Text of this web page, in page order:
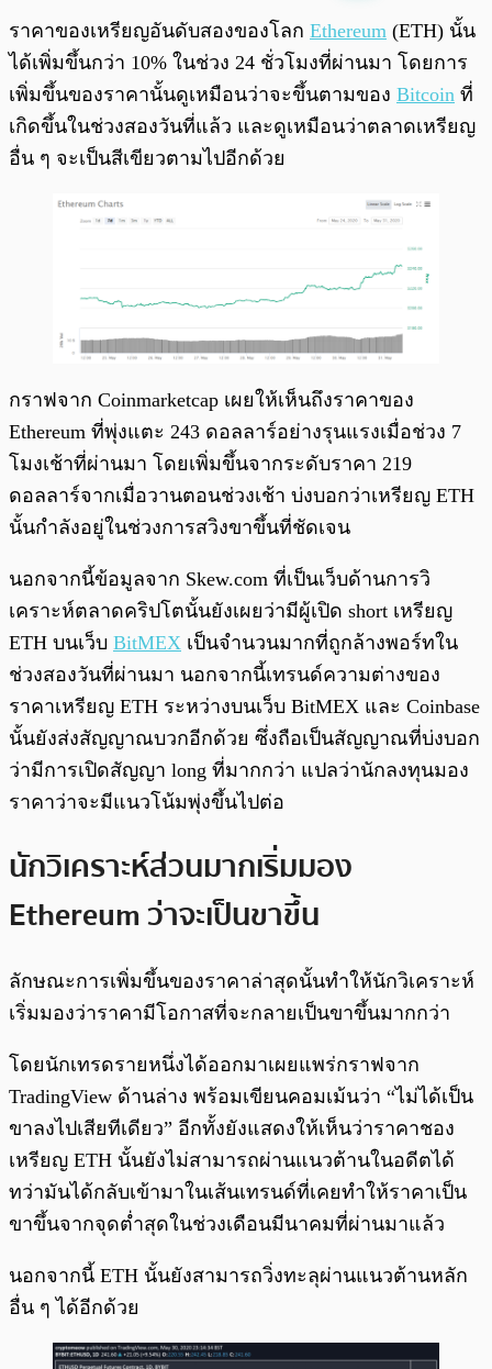
พร้อมเล่น
ราคาของเหรียญอันดับสองของโลก Ethereum (ETH) นั้น
ได้เพิ่มขึ้นกว่า 10% ในช่วง 24 ชั่วโมงที่ผ่านมา โดยการ
เพิ่มขึ้นของราคานั้นดูเหมือนว่าจะขึ้นตามของ Bitcoin ที่
เกิดขึ้นในช่วงสองวันที่แล้ว และดูเหมือนว่าตลาดเหรียญ
อื่น ๆ จะเป็นสีเขียวตามไปอีกด้วย
กราฟจาก Coinmarketcap เผยให้เห็นถึงราคาของ
Ethereum ที่พุ่งแตะ 243 ดอลลาร์อย่างรุนแรงเมื่อช่วง 7
โมงเช้าที่ผ่านมา โดยเพิ่มขึ้นจากระดับราคา 219
ดอลลาร์จากเมื่อวานตอนช่วงเช้า บ่งบอกว่าเหรียญ ETH
นั้นกำลังอยู่ในช่วงการสวิงขาขึ้นที่ชัดเจน
นอกจากนี้ข้อมูลจาก Skew.com ที่เป็นเว็บด้านการวิ
เคราะห์ตลาดคริปโตนั้นยังเผยว่ามีผู้เปิด short เหรียญ
ETH บนเว็บ BitMEX เป็นจำนวนมากที่ถูกล้างพอร์ทใน
ช่วงสองวันที่ผ่านมา นอกจากนี้เทรนด์ความต่างของ
ราคาเหรียญ ETH ระหว่างบนเว็บ BitMEX และ Coinbase
นั้นยังส่งสัญญาณบวกอีกด้วย ซึ่งถือเป็นสัญญาณที่บ่งบอก
ว่ามีการเปิดสัญญา long ที่มากกว่า แปลว่านักลงทุนมอง
ราคาว่าจะมีแนวโน้มพุ่งขึ้นไปต่อ
นักวิเคราะห์ส่วนมากเริ่มมอง
Ethereum ว่าจะเป็นขาขึ้น
ลักษณะการเพิ่มขึ้นของราคาล่าสุดนั้นทำให้นักวิเคราะห์
เริ่มมองว่าราคามีโอกาสที่จะกลายเป็นขาขึ้นมากกว่า
โดยนักเทรดรายหนึ่งได้ออกมาเผยแพร่กราฟจาก
TradingView ด้านล่าง พร้อมเขียนคอมเม้นว่า “ไม่ได้เป็น
ขาลงไปเสียทีเดียว” อีกทั้งยังแสดงให้เห็นว่าราคาชอง
เหรียญ ETH นั้นยังไม่สามารถผ่านแนวต้านในอดีตได้
ทว่ามันได้กลับเข้ามาในเส้นเทรนด์ที่เคยทำให้ราคาเป็น
ขาขึ้นจากจุดต่ำสุดในช่วงเดือนมีนาคมที่ผ่านมาแล้ว
นอกจากนี้ ETH นั้นยังสามารถวิ่งทะลุผ่านแนวต้านหลัก
อื่น ๆ ได้อีกด้วย